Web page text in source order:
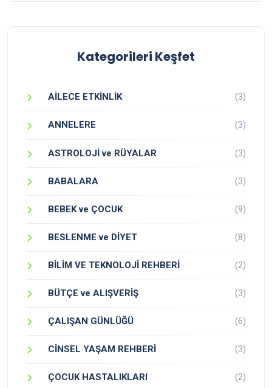
Kategorileri Keşfet
AİLECE ETKİNLİK (3)
ANNELERE (3)
ASTROLOJİ ve RÜYALAR (3)
BABALARA (3)
BEBEK ve ÇOCUK (9)
BESLENME ve DİYET (8)
BİLİM VE TEKNOLOJİ REHBERİ (2)
BÜTÇE ve ALIŞVERİŞ (3)
ÇALIŞAN GÜNLÜĞÜ (6)
CİNSEL YAŞAM REHBERİ (3)
ÇOCUK HASTALIKLARI (2)